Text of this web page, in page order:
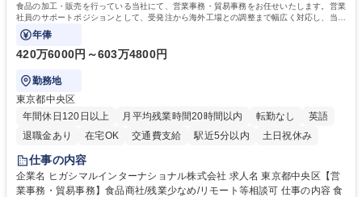
食品の加工・販売を行っている当社にて、営業事務・貿易事務をお任せいたします。営業
社員のサポートポジションとして、受発注から海外工場との調整まで幅広く対応し、当社
事業の根幹を支えていただきます。
年俸
420万6000円～603万4800円
勤務地
東京都中央区
年間休日120日以上
月平均残業時間20時間以内 転勤なし
英語
退職金あり
在宅OK 交通費支給 駅近5分以内 土日祝休み
仕事の内容
企業名 ヒガシマルインターナショナル株式会社 求人名 東京都中央区【営
業事務・貿易事務】食品商社/残業少なめ/リモート等相談可 仕事の内容 食